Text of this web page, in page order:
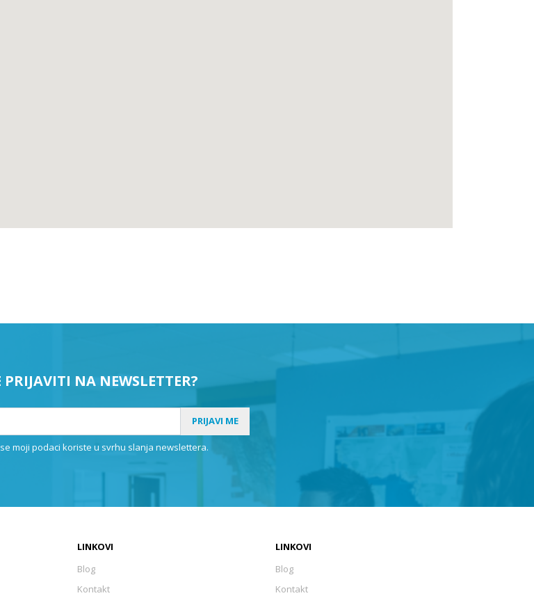
PRIJAVITI NA NEWSLETTER?
PRIJAVI ME
moji podaci koriste u svrhu slanja newslettera.
LINKOVI
Blog
Kontakt
LINKOVI
Blog
Kontakt